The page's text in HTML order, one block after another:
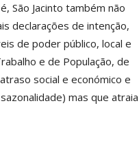
São Jacinto também não
declarações de intenção,
de poder público, local e
e de População, de
social e económico e
mas que atraia